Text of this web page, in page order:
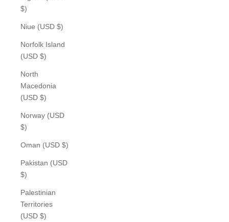
$)
Niue (USD $)
Norfolk Island
(USD $)
North
Macedonia
(USD $)
Norway (USD
$)
Oman (USD $)
Pakistan (USD
$)
Palestinian
Territories
(USD $)